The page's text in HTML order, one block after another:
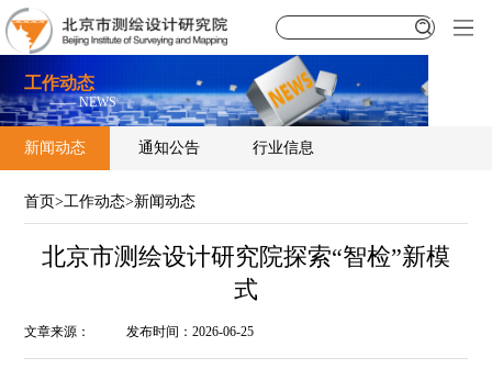
工作动态
—— NEWS
新闻动态 通知公告 行业信息
首页>工作动态>新闻动态
北京市测绘设计研究院探索“智检”新模
式
文章来源： 发布时间：2026-06-25